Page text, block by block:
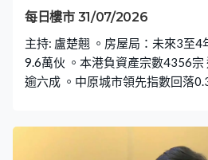
開拓更多「非股票」投資產品，盧
家族辦公室十分重視分散風險，多
需求，「業界非常歡迎最近例如
未來在人民幣國際化會否有多一些
每日樓市 31/07/2026
主持: 盧楚翹 。房屋局：未來3至4
9.6萬伙 。本港負資產宗數4356
逾六成 。中原城市領先指數回落